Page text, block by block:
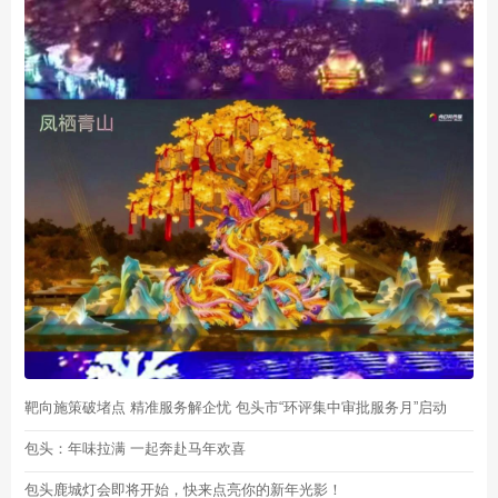
靶向施策破堵点 精准服务解企忧 包头市“环评集中审批服务月”启动
包头：年味拉满 一起奔赴马年欢喜
包头鹿城灯会即将开始，快来点亮你的新年光影！